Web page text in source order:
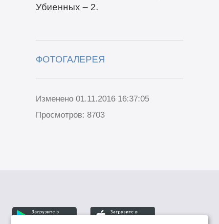
Убиенных – 2.
ФОТОГАЛЕРЕЯ
Изменено 01.11.2016 16:37:05
Просмотров: 8703